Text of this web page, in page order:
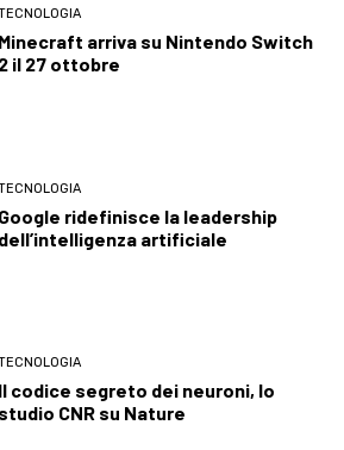
Minecraft arriva su Nintendo Switch
2 il 27 ottobre
Google ridefinisce la leadership
dell’intelligenza artificiale
Il codice segreto dei neuroni, lo
studio CNR su Nature